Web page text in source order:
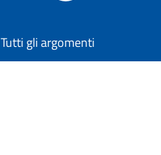
Tutti gli argomenti